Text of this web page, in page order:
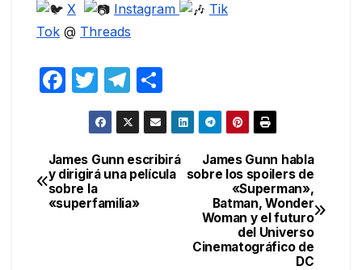
X
Instagram
Tik
Tok @ Threads
F
e
b
o
T
w
itt
er
T
el
e
gr
a
m
o
m
p
ar
Navegación
de
James Gunn habla
sobre los spoilers de
«Superman»,
Batman, Wonder
Woman y el futuro
del Universo
Cinematográfico de
DC
James Gunn escribirá
y dirigirá una película
sobre la
«superfamilia»